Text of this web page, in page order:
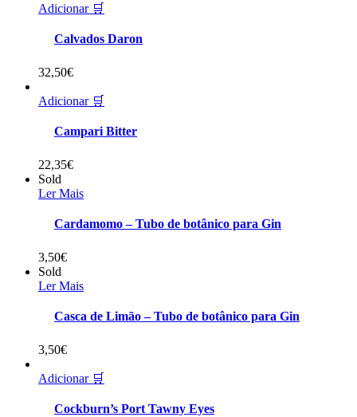
Adicionar 🛒
Calvados Daron
32,50€
Adicionar 🛒
Campari Bitter
22,35€
Sold
Ler Mais
Cardamomo – Tubo de botânico para Gin
3,50€
Sold
Ler Mais
Casca de Limão – Tubo de botânico para Gin
3,50€
Adicionar 🛒
Cockburn’s Port Tawny Eyes